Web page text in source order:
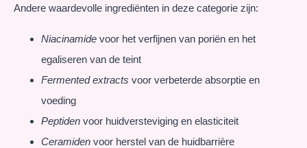
Andere waardevolle ingrediënten in deze categorie zijn:
Niacinamide voor het verfijnen van poriën en het
egaliseren van de teint
Fermented extracts voor verbeterde absorptie en
voeding
Peptiden voor huidversteviging en elasticiteit
Ceramiden voor herstel van de huidbarrière